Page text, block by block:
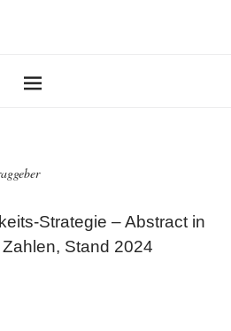
Strategie – Abstract in
Stand 2024